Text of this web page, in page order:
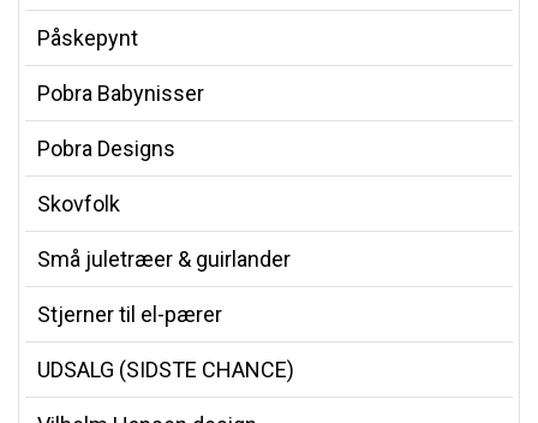
Påskepynt
Pobra Babynisser
Pobra Designs
Skovfolk
Små juletræer & guirlander
Stjerner til el-pærer
UDSALG (SIDSTE CHANCE)